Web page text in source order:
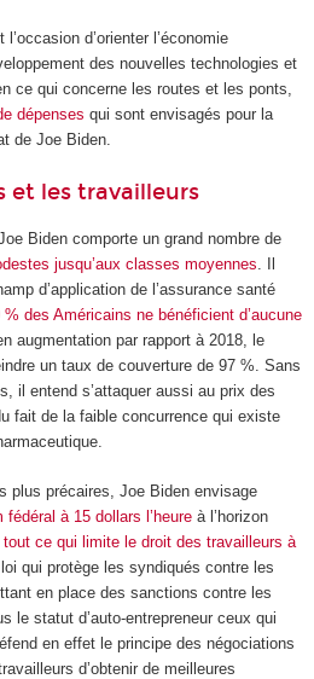
d’orienter l’économie
des nouvelles technologies et
ce qui concerne les routes et les ponts,
dépenses qui sont envisagés pour la
de Joe Biden.
et les travailleurs
Biden comporte un grand nombre de
jusqu’aux classes moyennes. Il
d’application de l’assurance santé
% des Américains ne bénéficient d’aucune
augmentation par rapport à 2018, le
un taux de couverture de 97 %. Sans
il entend s’attaquer aussi au prix des
fait de la faible concurrence qui existe
plus précaires, Joe Biden envisage
à 15 dollars l’heureà l’horizon
tout ce qui limite le droit des travailleurs à
qui protège les syndiqués contre les
en place des sanctions contre les
le statut d’auto-entrepreneur ceux qui
en effet le principe des négociations
d’obtenir de meilleures